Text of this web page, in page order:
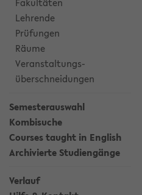
Lehrende
Prüfungen
Räume
Veranstaltungs-
überschneidungen
Semesterauswahl
Kombisuche
Courses taught in English
Archivierte Studiengänge
Verlauf